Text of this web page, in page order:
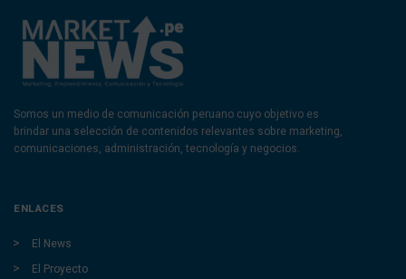
Somos un medio de comunicación peruano cuyo objetivo es
brindar una selección de contenidos relevantes sobre marketing,
comunicaciones, administración, tecnología y negocios.
ENLACES
El News
El Proyecto